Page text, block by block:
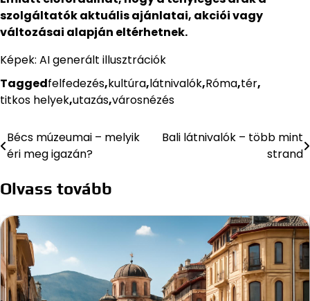
szolgáltatók aktuális ajánlatai, akciói vagy
változásai alapján eltérhetnek.
Képek: AI generált illusztrációk
Taggedfelfedezés,kultúra,látnivalók,Róma,tér,
titkos helyek,utazás,városnézés
Bejegyzés
navigáció
Bécs múzeumai – melyik
éri meg igazán?
Bali látnivalók – több mint
strand
Olvass tovább